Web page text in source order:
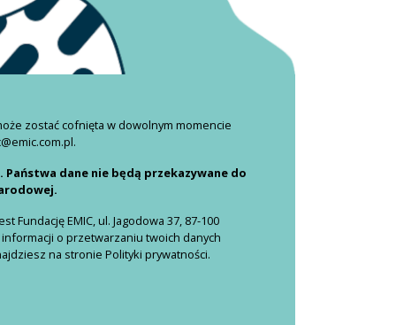
zostać cofnięta w dowolnym momencie
dane nie będą przekazywane do
Fundację EMIC, ul. Jagodowa 37, 87-100
o przetwarzaniu twoich danych
na stronie Polityki prywatności.